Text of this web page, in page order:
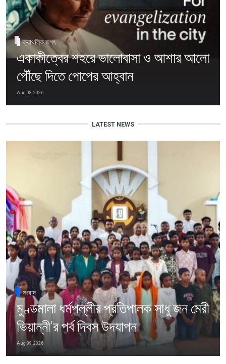
ক্যাথলিক জগৎ
একাকীত্বের শহরে ভালোবাসা ও আশার আলো
পৌঁছে দিতে পোপের আহ্বান
Aug 08, 2026
LATEST NEWS
সংবাদ
মুণ্ডমালা ধর্মপল্লীর প্রতিপালক সাধু জন মেরী
ভিয়ান্নী’র পর্ব দিবস উদযাপন
Aug 09, 2026